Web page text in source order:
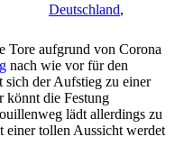
Deutschland,
Tore aufgrund von Corona
nach wie vor für den
sich der Aufstieg zu einer
könnt die Festung
lädt allerdings zu
einer tollen Aussicht werdet